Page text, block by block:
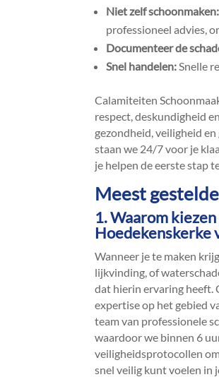
Niet zelf schoonmaken:
professioneel advies,
Documenteer de
Snel handelen:Snelle
Calamiteiten
respect, deskundigheid
gezondheid, veiligheid
staan we 24/7 voor je
je helpen de eerste stap
Meest
1.​ Waarom
Hoedekenskerke
Wanneer je te maken
lijkvinding, of
dat hierin ervaring heeft.​
expertise op het gebied
team van professionele
waardoor we binnen 6
veiligheidsprotocollen
snel veilig kunt voelen in